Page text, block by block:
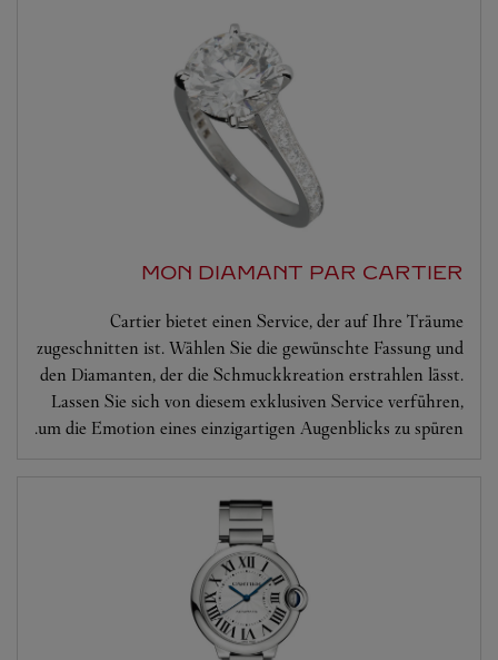
MON DIAMANT PAR CARTIER
Cartier bietet einen Service, der auf Ihre Träume
zugeschnitten ist. Wählen Sie die gewünschte Fassung und
den Diamanten, der die Schmuckkreation erstrahlen lässt.
Lassen Sie sich von diesem exklusiven Service verführen,
um die Emotion eines einzigartigen Augenblicks zu spüren.